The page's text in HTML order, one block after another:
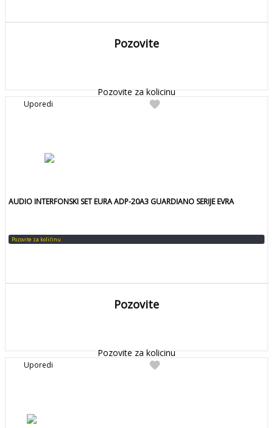
Pozovite
Pozovite za kolicinu
favorite
Uporedi
AUDIO INTERFONSKI SET EURA ADP-20A3 GUARDIANO SERIJE EVRA
Pozovite za količinu
Pozovite
Pozovite za kolicinu
favorite
Uporedi